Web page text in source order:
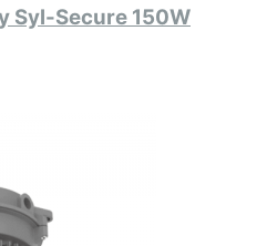
Syl-Secure 150W